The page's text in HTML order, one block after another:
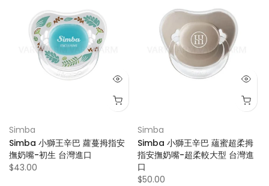
Simba
Simba 小獅王辛巴 蘿蔓拇指安
撫奶嘴-初生 台灣進口
$43.00
Simba
Simba 小獅王辛巴 蘊蜜超柔拇
指安撫奶嘴-超柔較大型 台灣進
口
$50.00